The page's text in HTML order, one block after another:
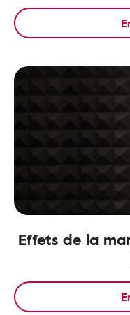
Effets de la